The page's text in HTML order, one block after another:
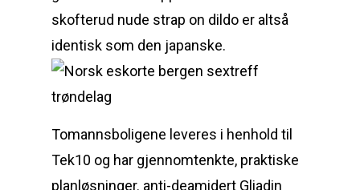
skofterud nude strap on dildo er altså
identisk som den japanske.
Tomannsboligene leveres i henhold til
Tek10 og har gjennomtenkte, praktiske
planløsninger. anti-deamidert Gliadin